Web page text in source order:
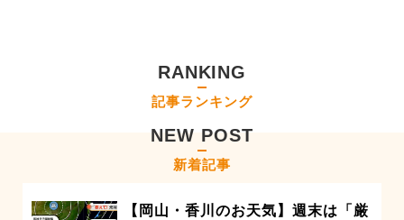
RANKING
記事ランキング
NEW POST
新着記事
【岡山・香川のお天気】週末は「厳